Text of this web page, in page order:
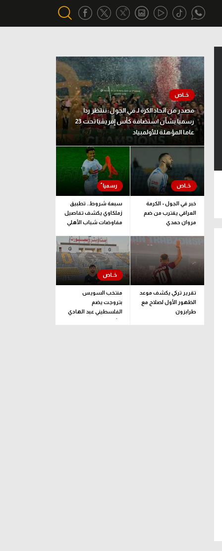
أقسام خاصة
Gamers
ميركاتو
تحقيق في الجول
تقرير في الجول
تحليل في الجول
حكايات في الجول
كويز في الجول
فيديو في الجول
مصدر من اتحاد الكرة لـ في الجول: ننتظر ردا
رسميا بشأن استضافة كأس إفريقيا تحت 23
عاما المؤهلة للأولمبياد
خبر في الجول - الكرمة
العراقي يقترب من ضم
مروان حمدي
سبعة شروط.. تطبيق
زملكاوي يكشف تفاصيل
مفاوضات شباب الأهلي
تقرير تركي يكشف موعد
الظهور الأول لصلاح مع
طرابزون
منتخب السويس
بتروجت يضم
الفلسطيني عبد الهادي
راشد